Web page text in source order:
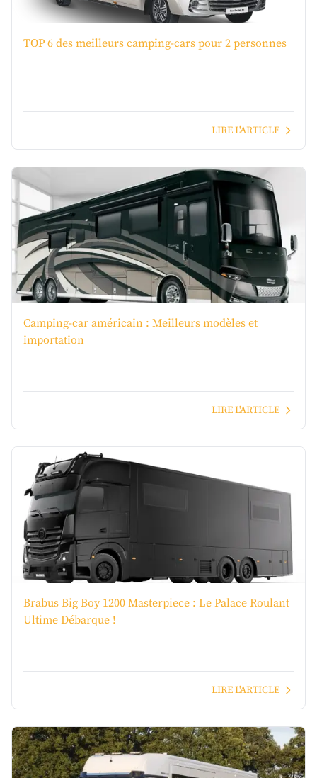
TOP 6 des meilleurs camping-cars pour 2 personnes
LIRE L'ARTICLE
Camping-car américain : Meilleurs modèles et
importation
LIRE L'ARTICLE
Brabus Big Boy 1200 Masterpiece : Le Palace Roulant
Ultime Débarque !
LIRE L'ARTICLE